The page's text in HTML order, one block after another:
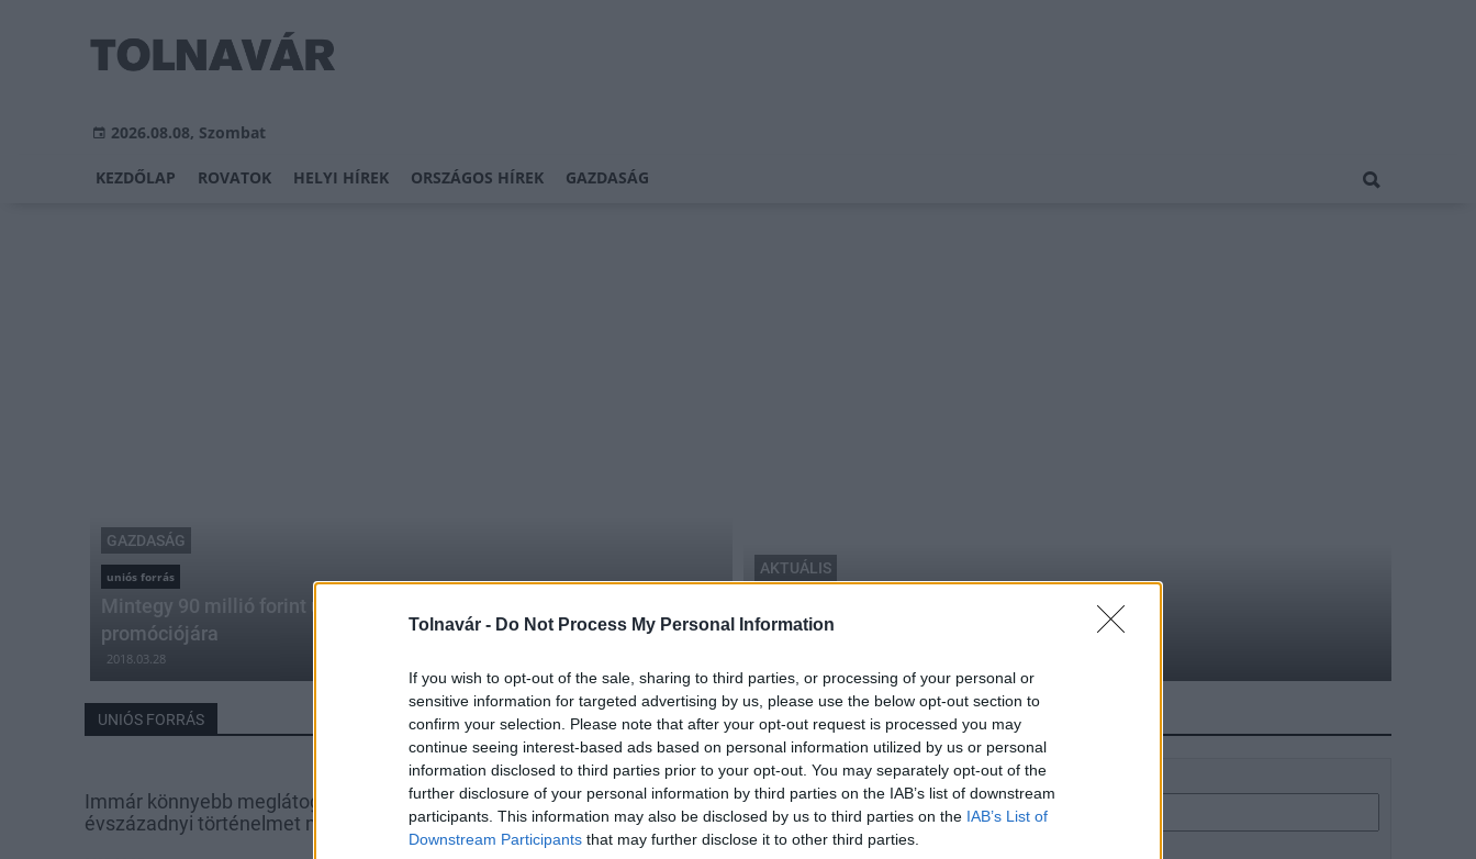
Tolnavár - Do Not Process My Personal Information
If you wish to opt-out of the sale, sharing to third parties, or processing of your personal or
sensitive information for targeted advertising by us, please use the below opt-out section to
confirm your selection. Please note that after your opt-out request is processed you may
continue seeing interest-based ads based on personal information utilized by us or personal
information disclosed to third parties prior to your opt-out. You may separately opt-out of the
further disclosure of your personal information by third parties on the IAB’s list of downstream
participants. This information may also be disclosed by us to third parties on the IAB’s List of
Downstream Participants that may further disclose it to other third parties.
2026.08.08, Szombat
KEZDŐLAP ROVATOK HELYI HÍREK ORSZÁGOS HÍREK GAZDASÁG
GAZDASÁG
uniós forrás
Mintegy 90 millió forint uniós forrás jut a magyar szürke külföldi
promóciójára
2018.03.28
AKTUÁLIS
Lezárult az MFB Pontok hálózatának bővítése
UNIÓS FORRÁS
Immár könnyebb meglátogatni a mintegy hét
évszázadnyi történelmet megtestesítő várat
Uniós forrásokat csoportosítanak át Tolnában
2016.06.21
HÍRLEVÉL
Név